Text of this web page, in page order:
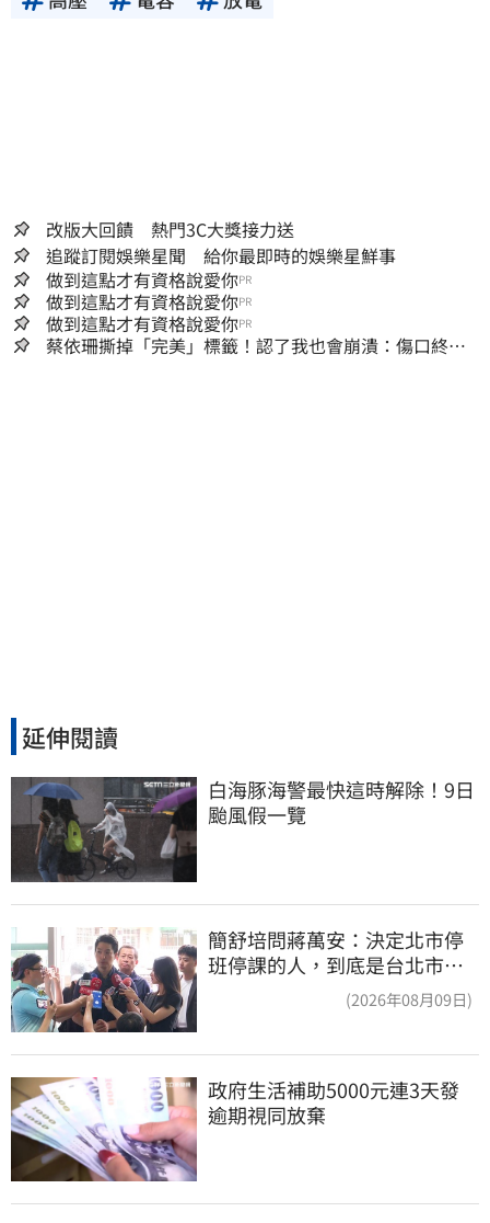
改版大回饋 熱門3C大獎接力送
追蹤訂閱娛樂星聞 給你最即時的娛樂星鮮事
做到這點才有資格說愛你PR
做到這點才有資格說愛你PR
做到這點才有資格說愛你PR
蔡依珊撕掉「完美」標籤！認了我也會崩潰：傷口終究
延伸閱讀
白海豚海警最快這時解除！9日
颱風假一覽
簡舒培問蔣萬安：決定北市停
班停課的人，到底是台北市
長，還是氣象署？(2026年08月09日)
政府生活補助5000元連3天發
逾期視同放棄